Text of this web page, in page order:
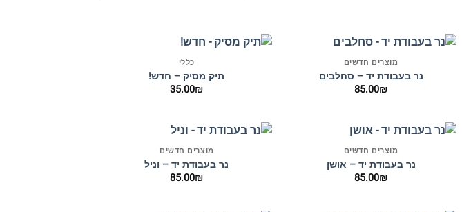
מוצרים חדשים
נר בעבודת יד – סחלבים
85.00₪
כללי
תיק מסיק – חדש!
35.00₪
מוצרים חדשים
נר בעבודת יד – אושן
85.00₪
מוצרים חדשים
נר בעבודת יד – וניל
85.00₪